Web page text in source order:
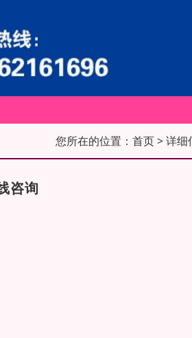
您所在的位置： 首页> 详细
咨询